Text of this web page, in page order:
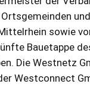
sowie
Bauetappe
Die Westnetz
Westconnect